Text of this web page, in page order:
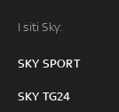
I siti Sky:
SKY SPORT
SKY TG24